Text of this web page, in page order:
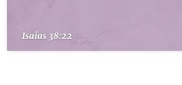
PERGUNTE À BÍBLIA